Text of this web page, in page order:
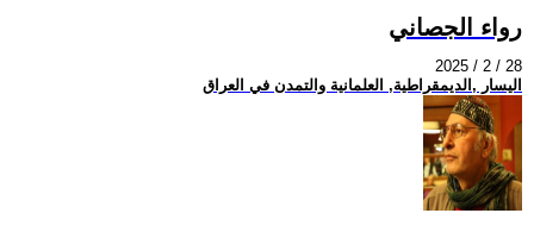
رواء الجصاني
2025 / 2 / 28
اليسار ,الديمقراطية, العلمانية والتمدن في العراق